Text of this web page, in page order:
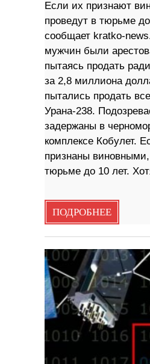
Если их признают
проведут в тюрьме
сообщает kratko-
мужчин были
пытаясь продать
за 2,8 миллиона
пытались продать
Урана-238.
задержаны в
комплексе Кобулет.
признаны
тюрьме до 10 лет.
ПОДРОБНЕЕ